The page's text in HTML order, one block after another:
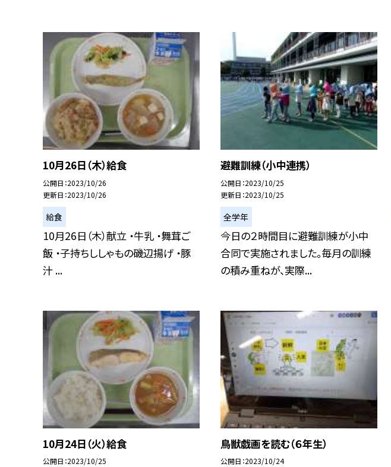
10月26日（木）給食
公開日 2023/10/26
更新日 2023/10/26
給食
10月26日（木）献立 ・牛乳 ・舞茸ご
飯 ・子持ちししゃもの磯辺揚げ ・豚
汁 ...
避難訓練（小中連携）
公開日 2023/10/25
更新日 2023/10/25
全学年
今日の２時間目に避難訓練が小中
合同で実施されました。毎月の訓練
の積み重ねが、実際...
10月24日（火）給食
公開日 2023/10/25
鳥獣戯画を読む（６年生）
公開日 2023/10/24